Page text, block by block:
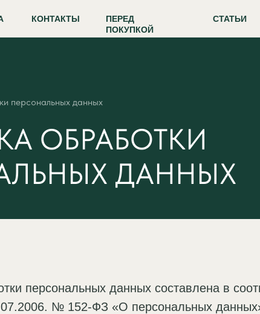
КОНТАКТЫ
ПЕРЕД
ПОКУПКОЙ
СТАТЬИ
ОБРАБОТКИ
ДАННЫХ
персональных данных
персональных данных составлена в
№ 152-ФЗ «О персональных